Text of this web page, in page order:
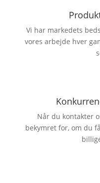
Vi har markedets
vores arbejde hver
Når du kontakter
bekymret for, om du